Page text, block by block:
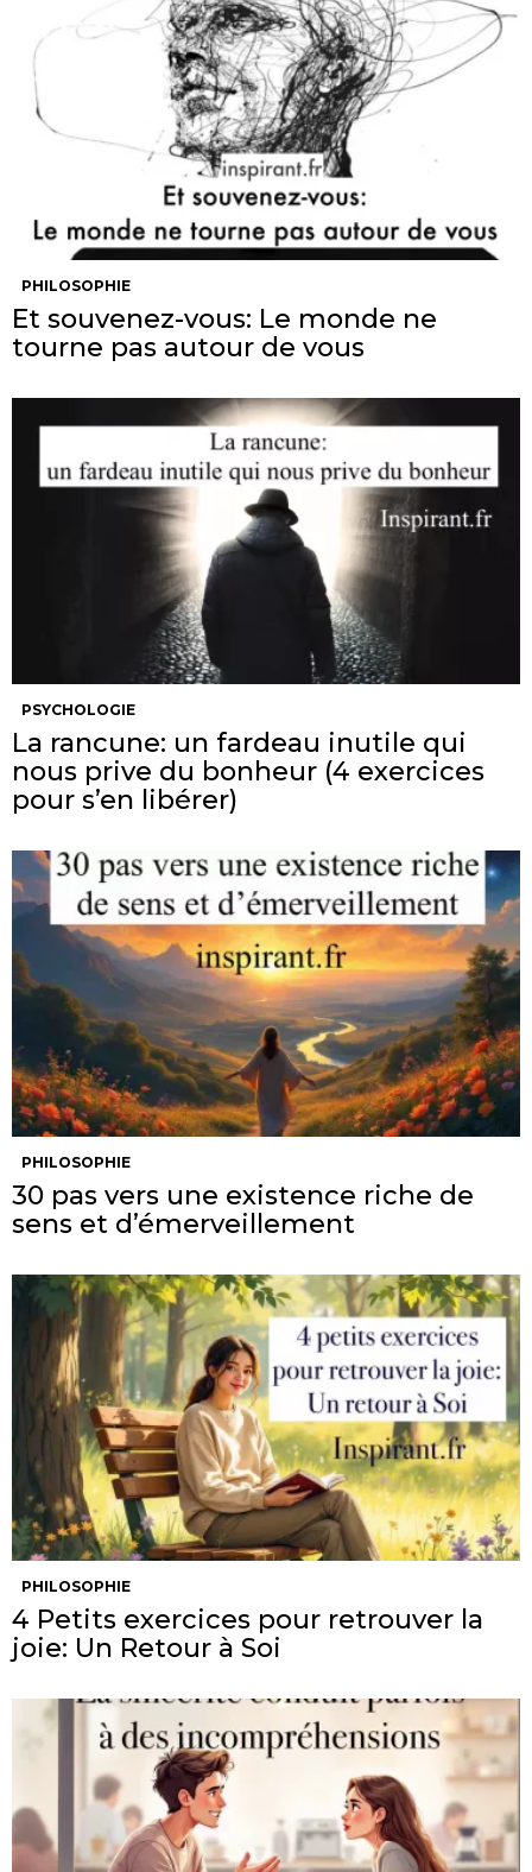
PHILOSOPHIE
Et souvenez-vous: Le monde ne
tourne pas autour de vous
PSYCHOLOGIE
La rancune: un fardeau inutile qui
nous prive du bonheur (4 exercices
pour s’en libérer)
PHILOSOPHIE
30 pas vers une existence riche de
sens et d’émerveillement
PHILOSOPHIE
4 Petits exercices pour retrouver la
joie: Un Retour à Soi